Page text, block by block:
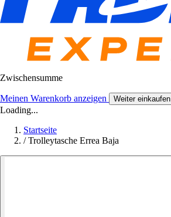
Zwischensumme
Meinen Warenkorb anzeigen Weiter einkaufen
Loading...
Startseite
/ Trolleytasche Errea Baja